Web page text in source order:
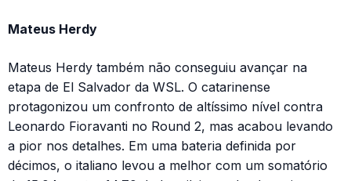
Mateus Herdy
Mateus Herdy também não conseguiu avançar na
etapa de El Salvador da WSL. O catarinense
protagonizou um confronto de altíssimo nível contra
Leonardo Fioravanti no Round 2, mas acabou levando
a pior nos detalhes. Em uma bateria definida por
décimos, o italiano levou a melhor com um somatório